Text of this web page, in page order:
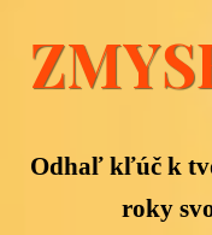
Odhaľ kľúč k
roky